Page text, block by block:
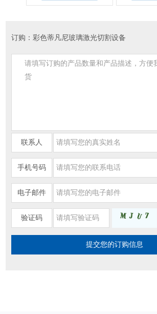
订购：彩色蒂凡尼玻璃激光切割设备
联系人
手机号码
电子邮件
验证码